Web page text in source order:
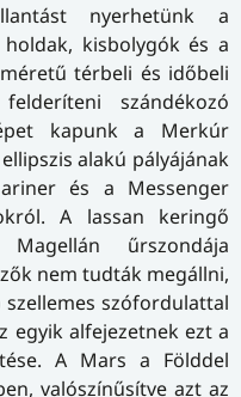
nyerhetünk a
kisbolygók és a
térbeli és időbeli
szándékozó
kapunk a Merkúr
alakú pályájának
és a Messenger
A lassan keringő
űrszondája
nem tudták megállni,
szófordulattal
egyik alfejezetnek ezt a
A Mars a Földdel
valószínűsítve azt az